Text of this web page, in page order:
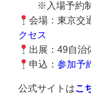
※入場予約制
会場：東京交
クセス
出展：49自治
申込：参加予
公式サイトはこ